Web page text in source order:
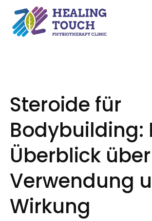
content
Steroide für
Bodybuilding:
Überblick
Verwendung
Wirkung